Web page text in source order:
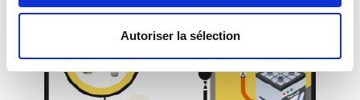
Autoriser la sélection